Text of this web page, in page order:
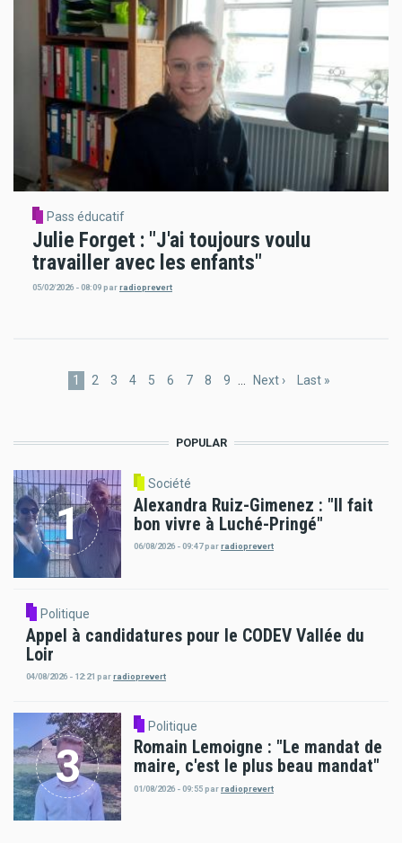
Pass éducatif
Julie Forget : "J'ai toujours voulu
travailler avec les enfants"
05/02/2026 - 08:09parradioprevert
Page
1 Page
2 Page
3 Page
4 Page
5 Page
6 Page
7 Page
8 Page
9 …
Page
Next ›
Dernière
Last »
POPULAR
Société
Alexandra Ruiz-Gimenez : "Il fait
bon vivre à Luché-Pringé"
06/08/2026 - 09:47parradioprevert
Politique
Appel à candidatures pour le CODEV Vallée du
Loir
04/08/2026 - 12:21 parradioprevert
Politique
Romain Lemoigne : "Le mandat de
maire, c'est le plus beau mandat"
01/08/2026 - 09:55parradioprevert